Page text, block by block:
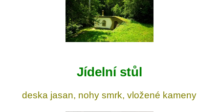
Jídelní stůl
deska jasan, nohy smrk, vložené kameny